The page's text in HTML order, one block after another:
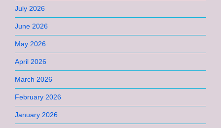
July 2026
June 2026
May 2026
April 2026
March 2026
February 2026
January 2026